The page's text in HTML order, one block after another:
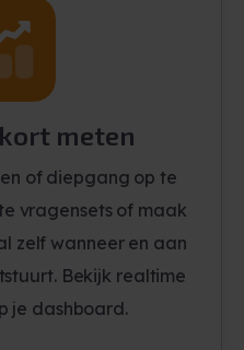
meten
of diepgang op te
vragensets of maak
zelf wanneer en aan
Bekijk realtime
je dashboard.